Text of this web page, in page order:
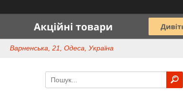
Варненська, 21, Одеса, Україна